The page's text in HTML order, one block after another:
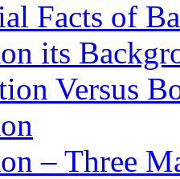
Facts of
its
Versus
– Three